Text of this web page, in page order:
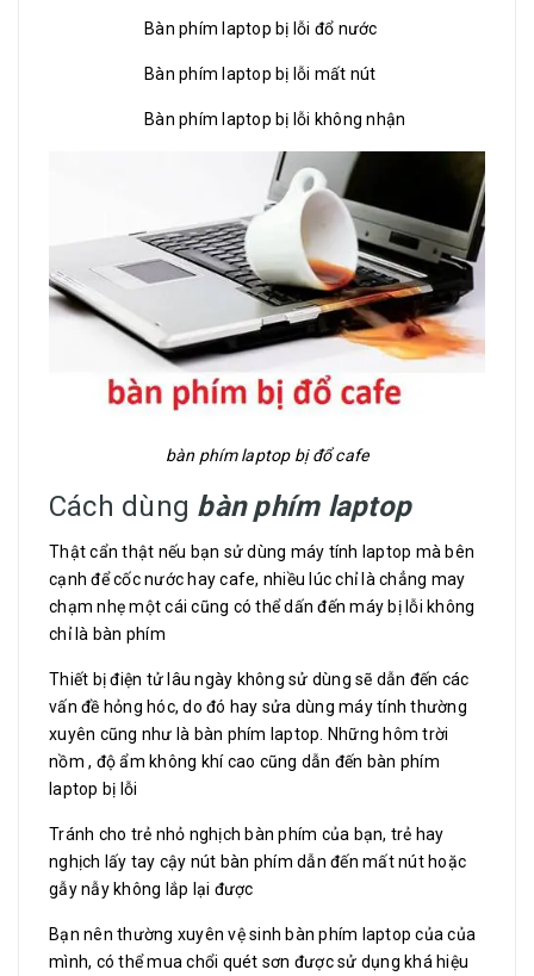
Bàn phím laptop bị lỗi đổ nước
Bàn phím laptop bị lỗi mất nút
Bàn phím laptop bị lỗi không nhận
bàn phím laptop bị đổ cafe
Cách dùng bàn phím laptop
Thật cẩn thật nếu bạn sử dùng máy tính laptop mà bên
cạnh để cốc nước hay cafe, nhiều lúc chỉ là chẳng may
chạm nhẹ một cái cũng có thể dấn đến máy bị lỗi không
chỉ là bàn phím
Thiết bị điện tử lâu ngày không sử dùng sẽ dẫn đến các
vấn đề hỏng hóc, do đó hay sửa dùng máy tính thường
xuyên cũng như là bàn phím laptop. Những hôm trời
nồm , độ ẩm không khí cao cũng dẫn đến bàn phím
laptop bị lỗi
Tránh cho trẻ nhỏ nghịch bàn phím của bạn, trẻ hay
nghịch lấy tay cậy nút bàn phím dẫn đến mất nút hoặc
gẫy nẫy không lắp lại được
Bạn nên thường xuyên vệ sinh bàn phím laptop của của
mình, có thể mua chổi quét sơn được sử dụng khá hiệu